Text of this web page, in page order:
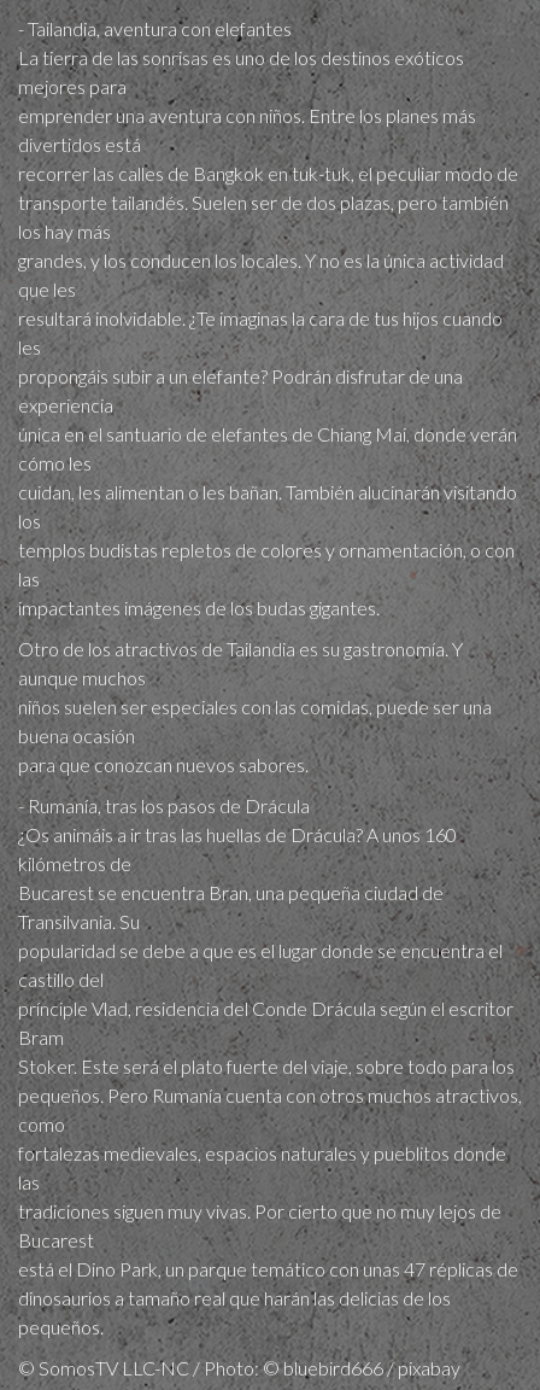
- Tailandia, aventura con elefantes
La tierra de las sonrisas es uno de los destinos exóticos
mejores para
emprender una aventura con niños. Entre los planes más
divertidos está
recorrer las calles de Bangkok en tuk-tuk, el peculiar modo de
transporte tailandés. Suelen ser de dos plazas, pero también
los hay más
grandes, y los conducen los locales. Y no es la única actividad
que les
resultará inolvidable. ¿Te imaginas la cara de tus hijos cuando
les
propongáis subir a un elefante? Podrán disfrutar de una
experiencia
única en el santuario de elefantes de Chiang Mai, donde verán
cómo les
cuidan, les alimentan o les bañan. También alucinarán visitando
los
templos budistas repletos de colores y ornamentación, o con
las
impactantes imágenes de los budas gigantes.
Otro de los atractivos de Tailandia es su gastronomía. Y
aunque muchos
niños suelen ser especiales con las comidas, puede ser una
buena ocasión
para que conozcan nuevos sabores.
- Rumanía, tras los pasos de Drácula
¿Os animáis a ir tras las huellas de Drácula? A unos 160
kilómetros de
Bucarest se encuentra Bran, una pequeña ciudad de
Transilvania. Su
popularidad se debe a que es el lugar donde se encuentra el
castillo del
prínciple Vlad, residencia del Conde Drácula según el escritor
Bram
Stoker. Este será el plato fuerte del viaje, sobre todo para los
pequeños. Pero Rumanía cuenta con otros muchos atractivos,
como
fortalezas medievales, espacios naturales y pueblitos donde
las
tradiciones siguen muy vivas. Por cierto que no muy lejos de
Bucarest
está el Dino Park, un parque temático con unas 47 réplicas de
dinosaurios a tamaño real que harán las delicias de los
pequeños.
© SomosTV LLC-NC / Photo: © bluebird666 / pixabay